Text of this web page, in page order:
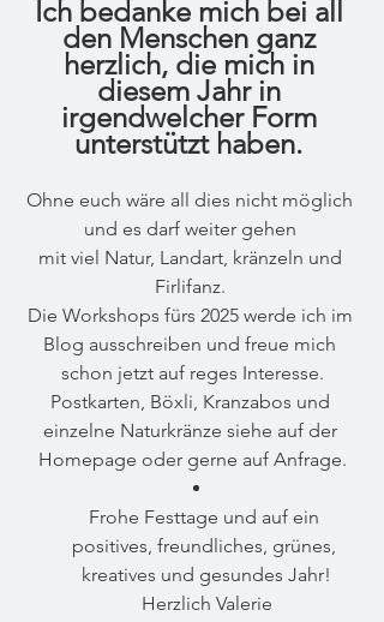
Ich bedanke mich bei all
den Menschen ganz
herzlich, die mich in
diesem Jahr in
irgendwelcher Form
unterstützt haben.
Ohne euch wäre all dies nicht möglich
und es darf weiter gehen
mit viel Natur, Landart, kränzeln und
Firlifanz.
Die Workshops fürs 2025 werde ich im
Blog ausschreiben und freue mich
schon jetzt auf reges Interesse.
Postkarten, Böxli, Kranzabos und
einzelne Naturkränze siehe auf der
Homepage oder gerne auf Anfrage.
Frohe Festtage und auf ein
positives, freundliches, grünes,
kreatives und gesundes Jahr!
Herzlich Valerie